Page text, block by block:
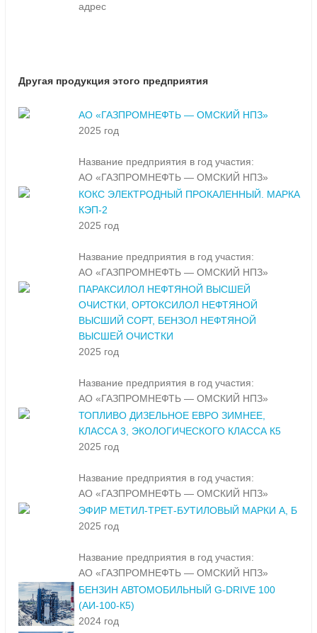
адрес
Другая продукция этого предприятия
АО «ГАЗПРОМНЕФТЬ — ОМСКИЙ НПЗ»
2025 год
Название предприятия в год участия:
АО «ГАЗПРОМНЕФТЬ — ОМСКИЙ НПЗ»
КОКС ЭЛЕКТРОДНЫЙ ПРОКАЛЕННЫЙ. МАРКА
КЭП-2
2025 год
Название предприятия в год участия:
АО «ГАЗПРОМНЕФТЬ — ОМСКИЙ НПЗ»
ПАРАКСИЛОЛ НЕФТЯНОЙ ВЫСШЕЙ
ОЧИСТКИ, ОРТОКСИЛОЛ НЕФТЯНОЙ
ВЫСШИЙ СОРТ, БЕНЗОЛ НЕФТЯНОЙ
ВЫСШЕЙ ОЧИСТКИ
2025 год
Название предприятия в год участия:
АО «ГАЗПРОМНЕФТЬ — ОМСКИЙ НПЗ»
ТОПЛИВО ДИЗЕЛЬНОЕ ЕВРО ЗИМНЕЕ,
КЛАССА 3, ЭКОЛОГИЧЕСКОГО КЛАССА К5
2025 год
Название предприятия в год участия:
АО «ГАЗПРОМНЕФТЬ — ОМСКИЙ НПЗ»
ЭФИР МЕТИЛ-ТРЕТ-БУТИЛОВЫЙ МАРКИ А, Б
2025 год
Название предприятия в год участия:
АО «ГАЗПРОМНЕФТЬ — ОМСКИЙ НПЗ»
БЕНЗИН АВТОМОБИЛЬНЫЙ G-DRIVE 100
(АИ-100-К5)
2024 год